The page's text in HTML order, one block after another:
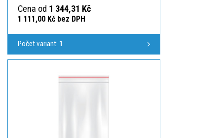
Cena od 1 344,31 Kč
1 111,00 Kč bez DPH
Počet variant: 1